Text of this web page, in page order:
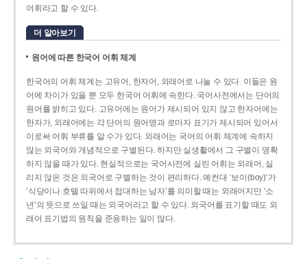
어휘라고 할 수 있다.
더 알아보기
원어에 따른 한국어 어휘 체계
한국어의 어휘 체계는 고유어, 한자어, 외래어로 나눌 수 있다. 이들은 원
어에 차이가 있을 뿐 모두 한국어 어휘에 속한다. 국어사전에서는 단어의
원어를 밝히고 있다. 고유어에는 원어가 제시되어 있지 않고 한자어에는
한자가, 외래어에는 각 단어의 원어명과 로마자 표기가 제시되어 있어서
이로써 어휘 부류를 알 수가 있다. 외래어는 국어의 어휘 체계에 속하지
않는 외국어와 개념적으로 구별된다. 하지만 실생활에서 그 구별이 명확
하지 않을 때가 있다. 현실적으로는 국어사전에 실린 어휘는 외래어, 실
리지 않은 것은 외국어로 구별하는 것이 편리하다. 예컨대 ‘보이(boy)’가
‘식당이나 호텔 따위에서 접대하는 남자’를 의미할 때는 외래어지만 ‘소
년’의 뜻으로 쓰일 때는 외국어라고 할 수 있다. 외국어를 표기할 때도 외
래어 표기법의 원칙을 준용하는 일이 많다.